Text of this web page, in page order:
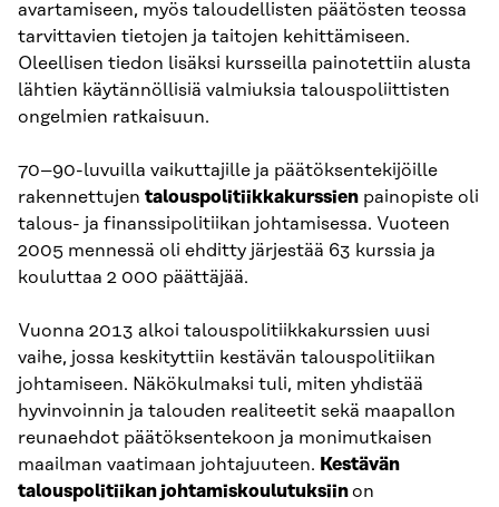
avartamiseen, myös taloudellisten päätösten teossa
tarvittavien tietojen ja taitojen kehittämiseen.
Oleellisen tiedon lisäksi kursseilla painotettiin alusta
lähtien käytännöllisiä valmiuksia talouspoliittisten
ongelmien ratkaisuun.
70–90-luvuilla vaikuttajille ja päätöksentekijöille
rakennettujen talouspolitiikkakurssien painopiste oli
talous- ja finanssipolitiikan johtamisessa. Vuoteen
2005 mennessä oli ehditty järjestää 63 kurssia ja
kouluttaa 2 000 päättäjää.
Vuonna 2013 alkoi talouspolitiikkakurssien uusi
vaihe, jossa keskityttiin kestävän talouspolitiikan
johtamiseen. Näkökulmaksi tuli, miten yhdistää
hyvinvoinnin ja talouden realiteetit sekä maapallon
reunaehdot päätöksentekoon ja monimutkaisen
maailman vaatimaan johtajuuteen. Kestävän
talouspolitiikan johtamiskoulutuksiinon